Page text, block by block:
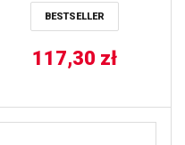
07-20, PRAWY PRZÓD TRW
LUCAS
BESTSELLER
117,30 zł